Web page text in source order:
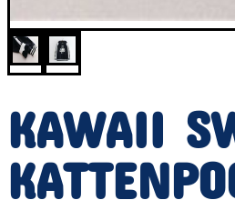
KAWAII